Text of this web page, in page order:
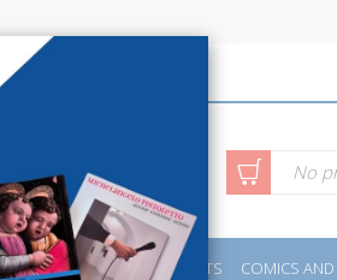
SEARCH Advanced No
MANUALS - GUIDES SPORTS COMICS